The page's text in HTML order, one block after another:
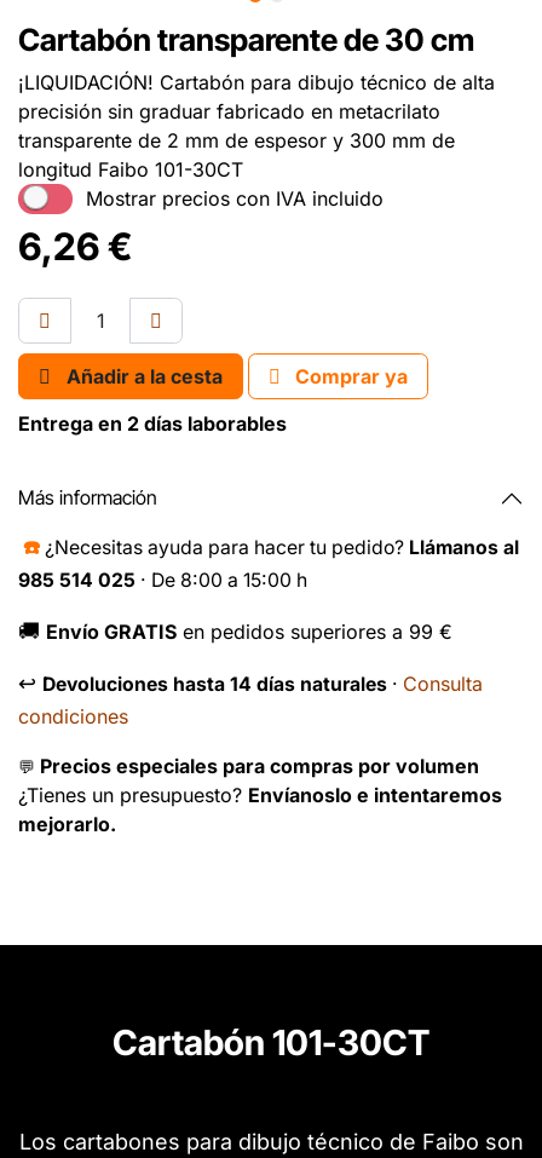
Cartabón transparente de 30 cm
¡LIQUIDACIÓN! Cartabón para dibujo técnico de alta
precisión sin graduar fabricado en metacrilato
transparente de 2 mm de espesor y 300 mm de
longitud Faibo 101-30CT
Mostrar precios con IVA incluido
6,26€
Añadir a la cesta
Comprar ya
Entrega en 2 días laborables
Más información
☎️ ¿Necesitas ayuda para hacer tu pedido? Llámanos al
985 514 025 · De 8:00 a 15:00 h
🚚 Envío GRATIS en pedidos superiores a 99 €
↩️ Devoluciones hasta 14 días naturales · Consulta
condiciones
💬 Precios especiales para compras por volumen
¿Tienes un presupuesto? Envíanoslo e intentaremos
mejorarlo.
Cartabón 101-30CT
Los cartabones para dibujo técnico de Faibo son